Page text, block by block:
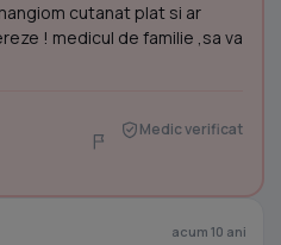
cutanat plat si ar
! medicul de familie ,sa va
Medic verificat
acum 10 ani